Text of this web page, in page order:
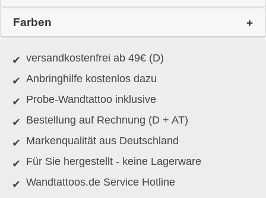
Farben
versandkostenfrei ab 49€ (D)
Anbringhilfe kostenlos dazu
Probe-Wandtattoo inklusive
Bestellung auf Rechnung (D + AT)
Markenqualität aus Deutschland
Für Sie hergestellt - keine Lagerware
Wandtattoos.de Service Hotline